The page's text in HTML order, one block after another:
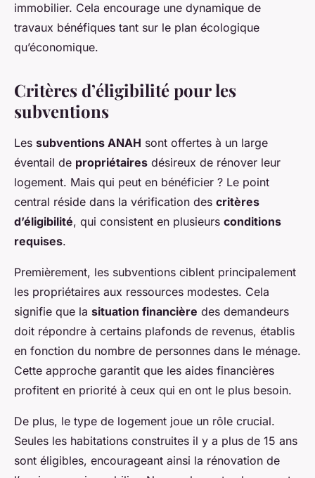
immobilier. Cela encourage une dynamique de
travaux bénéfiques tant sur le plan écologique
qu’économique.
Critères d’éligibilité pour les
subventions
Les subventions ANAH sont offertes à un large
éventail de propriétaires désireux de rénover leur
logement. Mais qui peut en bénéficier ? Le point
central réside dans la vérification des critères
d’éligibilité, qui consistent en plusieurs conditions
requises.
Premièrement, les subventions ciblent principalement
les propriétaires aux ressources modestes. Cela
signifie que la situation financière des demandeurs
doit répondre à certains plafonds de revenus, établis
en fonction du nombre de personnes dans le ménage.
Cette approche garantit que les aides financières
profitent en priorité à ceux qui en ont le plus besoin.
De plus, le type de logement joue un rôle crucial.
Seules les habitations construites il y a plus de 15 ans
sont éligibles, encourageant ainsi la rénovation de